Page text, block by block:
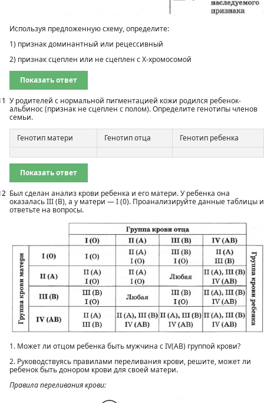
Используя предложенную схему, определите:
1) признак доминантный или рецессивный
2) признак сцеплен или не сцеплен с Х-хромосомой
Показать ответ
У родителей с нормальной пигментацией кожи родился ребенок-
альбинос (признак не сцеплен с полом). Определите генотипы членов
семьи.
Генотип матери Генотип отца Генотип ребенка
Показать ответ
Был сделан анализ крови ребенка и его матери. У ребенка она
оказалась III (В), а у матери — I (0). Проанализируйте данные таблицы и
ответьте на вопросы.
1. Может ли отцом ребенка быть мужчина с IV(AB) группой крови?
2. Руководствуясь правилами переливания крови, решите, может ли
ребенок быть донором крови для своей матери.
Правила переливания крови: